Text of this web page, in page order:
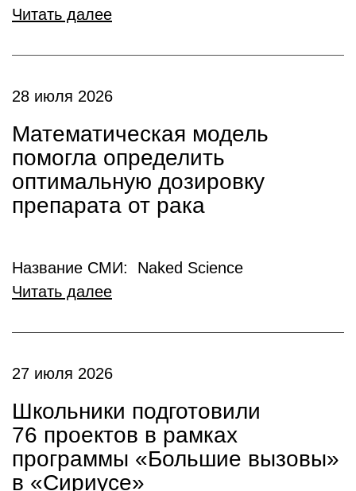
Читать далее
28 июля 2026
Математическая модель
помогла определить
оптимальную дозировку
препарата от рака
Название СМИ: Naked Science
Читать далее
27 июля 2026
Школьники подготовили
76 проектов в рамках
программы «Большие вызовы»
в «Сириусе»